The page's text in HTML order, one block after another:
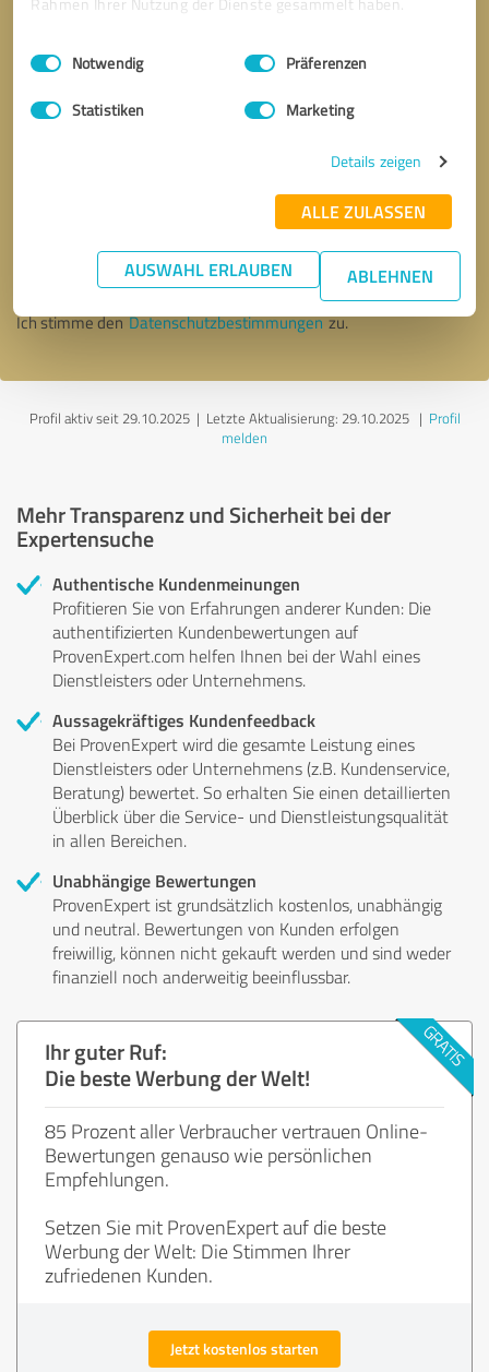
Impressum Datenschutzbestimmungen
Einwilligungsauswahl
Notwendig Präferenzen
Statistiken Marketing
Details zeigen
ALLE ZULASSEN
AUSWAHL ERLAUBEN ABLEHNEN
* Erforderliche Angaben
Nachricht senden
Ich stimme denDatenschutzbestimmungenzu.
Profil aktiv seit 29.10.2025 | Letzte Aktualisierung: 29.10.2025| Profil
melden
Mehr Transparenz und Sicherheit bei der
Expertensuche
Authentische Kundenmeinungen
Profitieren Sie von Erfahrungen anderer Kunden: Die
authentifizierten Kundenbewertungen auf
ProvenExpert.com helfen Ihnen bei der Wahl eines
Dienstleisters oder Unternehmens.
Aussagekräftiges Kundenfeedback
Bei ProvenExpert wird die gesamte Leistung eines
Dienstleisters oder Unternehmens (z.B. Kundenservice,
Beratung) bewertet. So erhalten Sie einen detaillierten
Überblick über die Service- und Dienstleistungsqualität
in allen Bereichen.
Unabhängige Bewertungen
ProvenExpert ist grundsätzlich kostenlos, unabhängig
und neutral. Bewertungen von Kunden erfolgen
freiwillig, können nicht gekauft werden und sind weder
finanziell noch anderweitig beeinflussbar.
Ihr guter Ruf:
Die beste Werbung der Welt!
85 Prozent aller Verbraucher vertrauen Online-
Bewertungen genauso wie persönlichen
Empfehlungen.
Setzen Sie mit ProvenExpert auf die beste
Werbung der Welt: Die Stimmen Ihrer
zufriedenen Kunden.
Jetzt kostenlos starten